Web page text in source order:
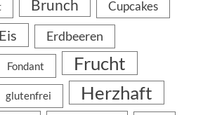
Brunch Cupcakes
Eis Erdbeeren
Fondant Frucht
glutenfrei Herzhaft